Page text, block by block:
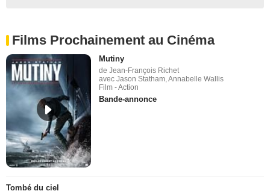
Films Prochainement au Cinéma
Mutiny
de Jean-François Richet
avec Jason Statham, Annabelle Wallis
Film - Action
Bande-annonce
Tombé du ciel